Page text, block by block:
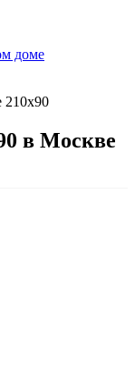
доме
210x90
в Москве